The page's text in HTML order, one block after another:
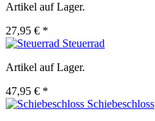
Artikel auf Lager.
27,95 € *
Steuerrad
Artikel auf Lager.
47,95 € *
Schiebeschloss